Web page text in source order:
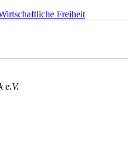
Freiheit
e.V.